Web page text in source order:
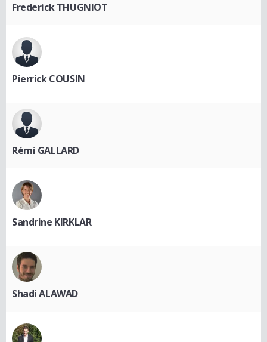
Frederick THUGNIOT
Pierrick COUSIN
Rémi GALLARD
Sandrine KIRKLAR
Shadi ALAWAD